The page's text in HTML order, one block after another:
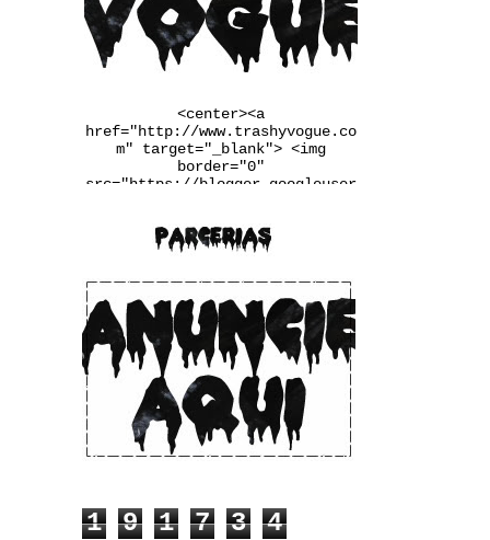
<center><a
href="http://www.trashyvogue.co
m" target="_blank"> <img
border="0"
src="https://blogger.googleuser
u3wSj4vLaL0MiWcMlkIIq9N34UaFq6Q
2PRlYxiF4jDxtfiTugVHzJnj1Ba6pxQ
__FSINM8VGJk_Qmcvbc6_ws4rbqoBF5
QX4QiDxgIn65NudFdVd2BUwJbJw/w25
0-h167-no/banner.jpg" /></a>
</center>
1 9 1 7 3
4